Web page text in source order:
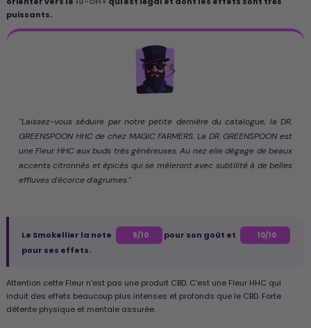
puissants.
"Laissez-vous séduire par notre petite dernière du catalogue, la DR.
GREENSPOON HHC de chez MAGIC FARMERS. La DR. GREENSPOON est
une Fleur HHC aux buds très généreuses. Au nez elle dégage de beaux
accents citronnés et épicés qui se mêleront avec subtilité à de belles
effluves d'écorce d'agrumes."
Le Smokellier la note 9/10 pour son goût et 10/10
pour ses effets.
Attention cette Fleur n'est pas une produit CBD. C'est une Fleur HHC qui
induit des effets beaucoup plus intenses et profonds que le CBD. Forte
détente physique et mentale assurée.